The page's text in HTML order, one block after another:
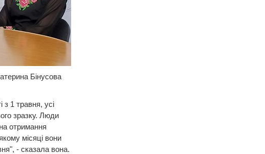
Бінусова
з 1 травня, усі
зразку. Люди
отримання
місяці вони
- сказала вона.